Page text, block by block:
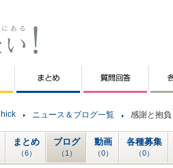
hick ニュース＆ブログ一覧 感謝と抱負
まとめ
（6）
ブログ
（1）
動画
（0）
各種募集
（0）